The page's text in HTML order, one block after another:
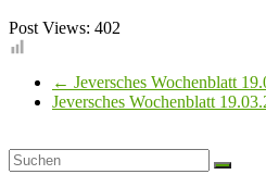
Post Views: 402
← Jeversches Wochenblatt
Jeversches Wochenblatt